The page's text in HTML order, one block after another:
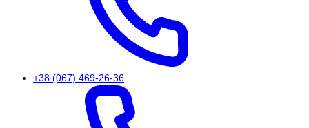
+38 (067) 469-26-36